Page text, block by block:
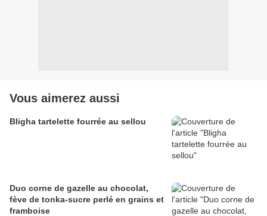
Vous aimerez aussi
Bligha tartelette fourrée au sellou
Duo corne de gazelle au chocolat,
fève de tonka-sucre perlé en grains et
framboise